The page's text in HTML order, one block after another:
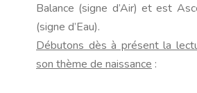
Balance (signe d’Air) et est
(signe d’Eau).
Débutons dès à présent la
son thème de naissance :